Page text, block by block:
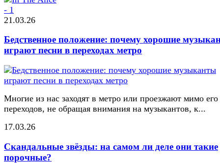
21.03.26
Бедственное положение: почему хорошие
играют песни в переходах метро
Многие из нас заходят в метро или проезжают мимо его
переходов, не обращая внимания на музыкантов, к...
17.03.26
Скандальные звёзды: на самом ли деле они такие
порочные?